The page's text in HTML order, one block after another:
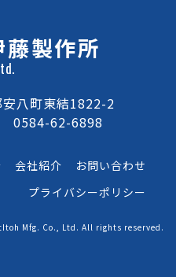
製作所
八町東結1822-2
62-6898
会社紹介
お問い合わせ
プライバシーポリシー
Mfg. Co., Ltd. All rights reserved.